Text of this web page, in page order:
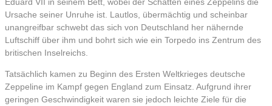
Ursache seiner Unruhe ist. Lautlos, übermächtig und scheinbar
unangreifbar schwebt das sich von Deutschland her nähernde
Luftschiff über ihm und bohrt sich wie ein Torpedo ins Zentrum des
britischen Inselreichs.
Tatsächlich kamen zu Beginn des Ersten Weltkrieges deutsche
Zeppeline im Kampf gegen England zum Einsatz. Aufgrund ihrer
geringen Geschwindigkeit waren sie jedoch leichte Ziele für die